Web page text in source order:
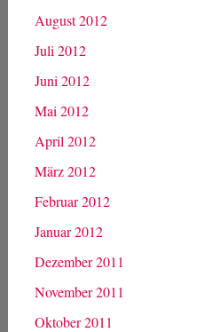
August 2012
Juli 2012
Juni 2012
Mai 2012
April 2012
März 2012
Februar 2012
Januar 2012
Dezember 2011
November 2011
Oktober 2011